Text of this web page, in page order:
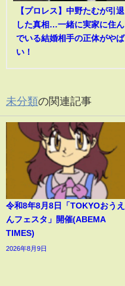
【プロレス】中野たむが引退
した真相…一緒に実家に住ん
でいる結婚相手の正体がやば
い！
未分類の関連記事
令和8年8月8日「TOKYOおうえ
んフェスタ」開催(ABEMA
TIMES)
2026年8月9日